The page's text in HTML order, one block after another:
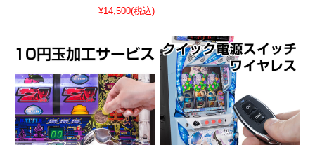
¥14,500(税込)